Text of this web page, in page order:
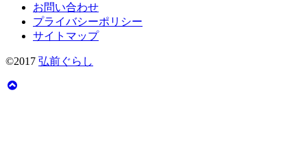
お問い合わせ
プライバシーポリシー
サイトマップ
©2017 弘前ぐらし